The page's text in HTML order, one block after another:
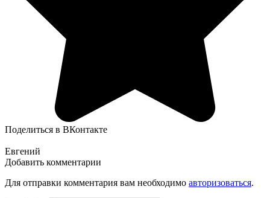
Поделиться в ВКонтакте
Евгений
Добавить комментарии
Для отправки комментария вам необходимо авторизоваться.